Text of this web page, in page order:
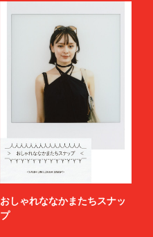
おしゃれななかまたちスナッ
プ